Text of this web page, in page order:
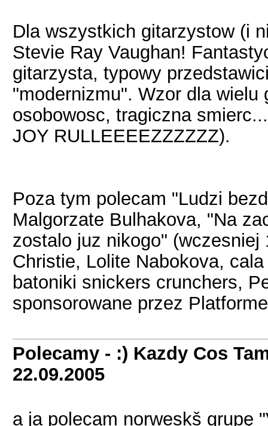
Dla wszystkich gitarzystow (i
Stevie Ray Vaughan!
gitarzysta, typowy
"modernizmu". Wzor dla
osobowosc, tragiczna
JOY RULLEEEEZZZZZZ).
Poza tym polecam "Ludzi
Malgorzate Bulhakova, "Na
zostalo juz nikogo"
Christie, Lolite Nabokova,
batoniki snickers crunchers,
sponsorowane przez
Polecamy - :) Kazdy Cos
22.09.2005
a ja polecam norweskš grupę